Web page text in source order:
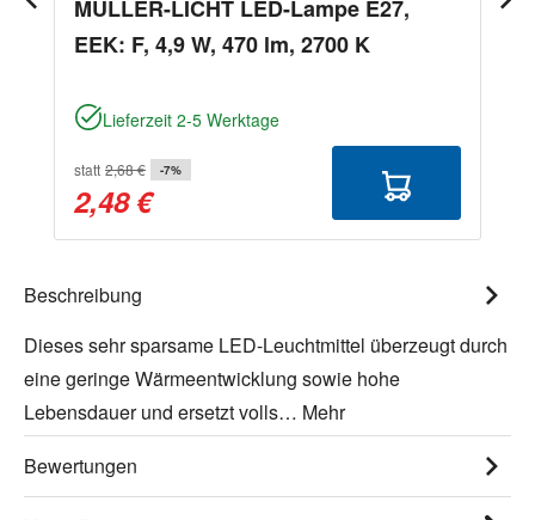
MÜLLER-LICHT LED-Lampe E27,
EEK: F, 4,9 W, 470 lm, 2700 K
Lieferzeit 2-5 Werktage
statt 2,68 € -7%
2,48 €
Beschreibung
Dieses sehr sparsame LED-Leuchtmittel überzeugt durch
eine geringe Wärmeentwicklung sowie hohe
Lebensdauer und ersetzt volls… Mehr
Bewertungen